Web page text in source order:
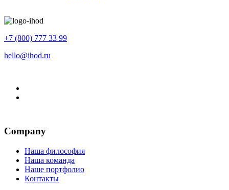
+7 (800) 777 33 99
hello@ihod.ru
Company
Наша философия
Наша команда
Наше портфолио
Контакты